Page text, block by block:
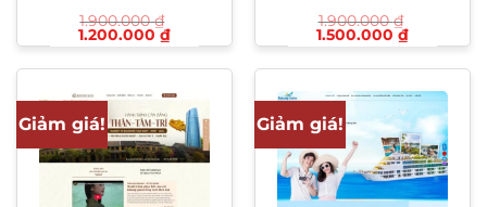
1.900.000₫
Giá
1.200.000 ₫Giá
hiện
1.200.000 ₫.
1.900.000₫
Giá
1.500.000₫Giá
hiện
Giảm giá! Giảm giá!